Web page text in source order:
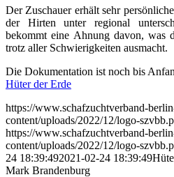
Der Zuschauer erhält sehr
der Hirten unter regional
bekommt eine Ahnung davon, was
trotz aller Schwierigkeiten ausmacht.
Die Dokumentation ist noch bis
Hüter der Erde
https://www.schafzuchtverband-
content/uploads/2022/12/logo-
https://www.schafzuchtverband-
content/uploads/2022/12/logo-
24 18:39:492021-02-24 18:39:49
Mark Brandenburg